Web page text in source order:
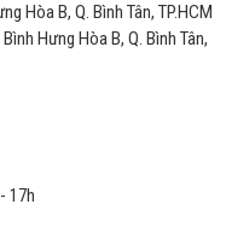
Hòa B, Q. Bình Tân, TP.HCM
Hưng Hòa B, Q. Bình Tân,
17h